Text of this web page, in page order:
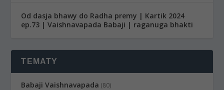
Od dasja bhawy do Radha premy | Kartik 2024
ep.73 | Vaishnavapada Babaji | raganuga bhakti
TEMATY
Babaji Vaishnavapada (80)